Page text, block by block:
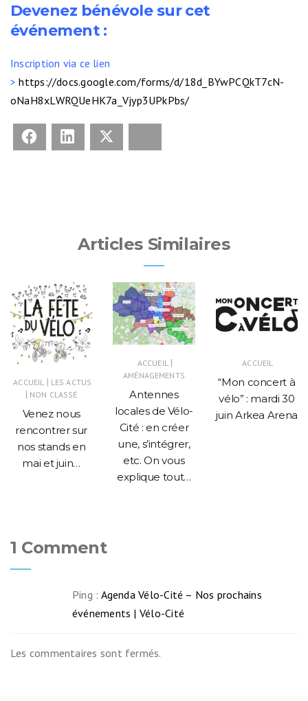
Devenez bénévole sur cet
événement :
Inscription via ce lien
>https://docs.google.com/forms/d/18d_BYwPCQkT7cN-
oNaH8xLWRQUeHK7a_Vjyp3UPkPbs/
Facebook LinkedIn
Articles Similaires
ACCUEIL | LES ACTUS
| NON CLASSÉ
Venez nous
rencontrer sur
nos stands en
mai et juin…
ACCUEIL |
AMÉNAGEMENTS
Antennes
locales de Vélo-
Cité : en créer
une, s’intégrer,
etc. On vous
explique tout…
ACCUEIL
“Mon concert à
vélo” : mardi 30
juin Arkea Arena
1 Comment
Ping : Agenda Vélo-Cité – Nos prochains
événements | Vélo-Cité
Les commentaires sont fermés.